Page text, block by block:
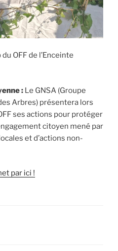
OFF de l’Enceinte
: Le GNSA (Groupe
Arbres) présentera lors
ses actions pour protéger
citoyen mené par
et d’actions non-
par ici !